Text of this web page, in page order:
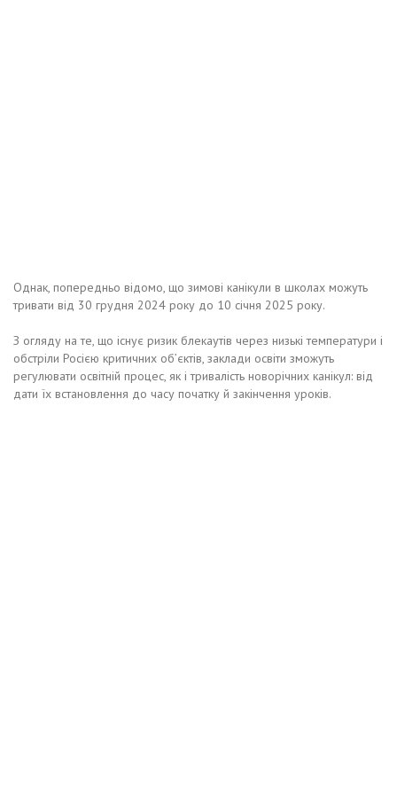
Однак, попередньо відомо, що зимові канікули в школах можуть
тривати від 30 грудня 2024 року до 10 січня 2025 року.
З огляду на те, що існує ризик блекаутів через низькі температури і
обстріли Росією критичних об’єктів, заклади освіти зможуть
регулювати освітній процес, як і тривалість новорічних канікул: від
дати їх встановлення до часу початку й закінчення уроків.